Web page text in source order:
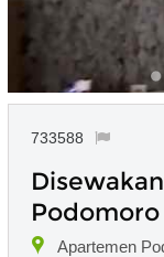
733588
Apartemen